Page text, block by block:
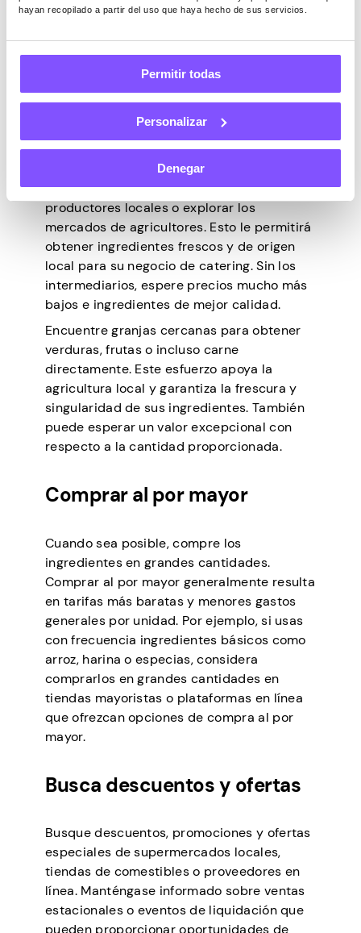
hayan recopilado a partir del uso que haya hecho de sus servicios.
Permitir todas
Personalizar
Denegar
eventos que atiende y enfatice la
Abastecerse directamente
de los agricultores locales
Vivir cerca de granjas ofrece la ventaja de
un cómodo acceso a productos frescos.
Puede establecer conexiones con
productores locales o explorar los
mercados de agricultores. Esto le permitirá
obtener ingredientes frescos y de origen
local para su negocio de catering. Sin los
intermediarios, espere precios mucho más
bajos e ingredientes de mejor calidad.
Encuentre granjas cercanas para obtener
verduras, frutas o incluso carne
directamente. Este esfuerzo apoya la
agricultura local y garantiza la frescura y
singularidad de sus ingredientes. También
puede esperar un valor excepcional con
respecto a la cantidad proporcionada.
Comprar al por mayor
Cuando sea posible, compre los
ingredientes en grandes cantidades.
Comprar al por mayor generalmente resulta
en tarifas más baratas y menores gastos
generales por unidad. Por ejemplo, si usas
con frecuencia ingredientes básicos como
arroz, harina o especias, considera
comprarlos en grandes cantidades en
tiendas mayoristas o plataformas en línea
que ofrezcan opciones de compra al por
mayor.
Busca descuentos y ofertas
Busque descuentos, promociones y ofertas
especiales de supermercados locales,
tiendas de comestibles o proveedores en
línea. Manténgase informado sobre ventas
estacionales o eventos de liquidación que